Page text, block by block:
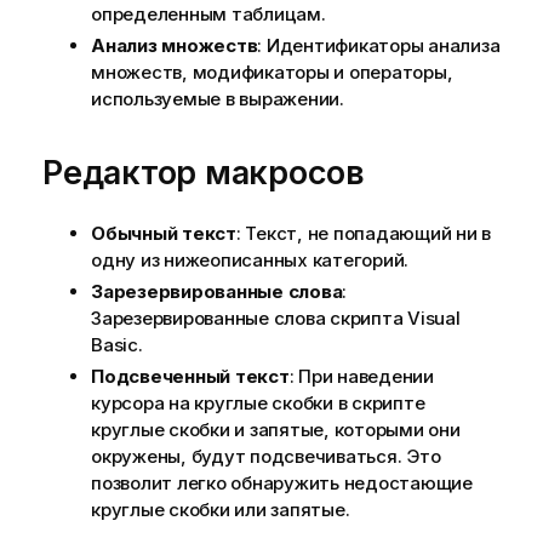
определенным таблицам.
Анализ множеств: Идентификаторы анализа
множеств, модификаторы и операторы,
используемые в выражении.
Редактор макросов
Обычный текст: Текст, не попадающий ни в
одну из нижеописанных категорий.
Зарезервированные слова:
Зарезервированные слова скрипта Visual
Basic.
Подсвеченный текст: При наведении
курсора на круглые скобки в скрипте
круглые скобки и запятые, которыми они
окружены, будут подсвечиваться. Это
позволит легко обнаружить недостающие
круглые скобки или запятые.